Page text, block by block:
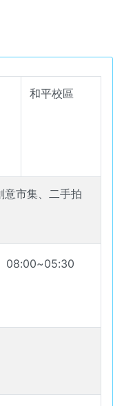
和平校區
意市集、二手拍
08:00~05:30